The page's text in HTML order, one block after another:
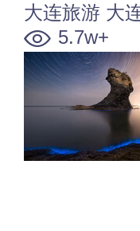
大连旅游 大
5.7w+